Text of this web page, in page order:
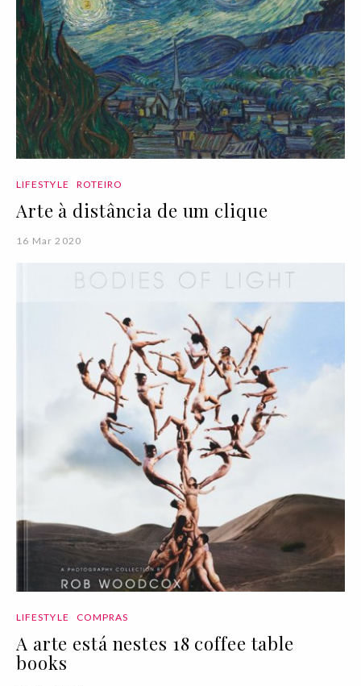
LIFESTYLE ROTEIRO
Arte à distância de um clique
16 Mar 2020
LIFESTYLE COMPRAS
A arte está nestes 18 coffee table
books